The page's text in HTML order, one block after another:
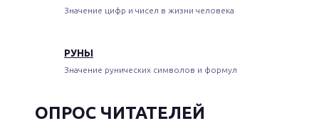
Значение цифр и чисел в жизни человека
РУНЫ
Значение рунических символов и формул
ОПРОС ЧИТАТЕЛЕЙ